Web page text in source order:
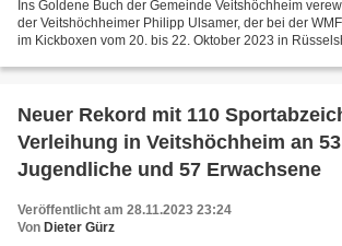
Ins Goldene Buch der Gemeinde Veitshöchheim
der Veitshöchheimer Philipp Ulsamer, der bei der
im Kickboxen vom 20. bis 22. Oktober 2023 in
Neuer Rekord mit 110
Verleihung in Veitshöchheim an
Jugendliche und 57 Erwachsene
Veröffentlicht am 28.11.2023 23:24
Von Dieter Gürz